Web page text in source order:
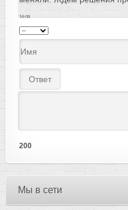
200
Мы в сети